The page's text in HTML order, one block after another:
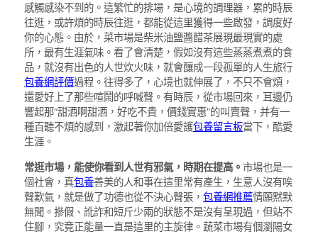
感觸感染不到的。這繁忙的排場，是心境的調理器，累的時辰
往逛，或許煩的時辰往逛，都能從這里獲得一些啟發，調度好
你的心態。由於，菜市場是柴米油鹽醬醋茶展現最現實的處
所，最有生涯氣味。看了會清楚，假如沒有這些蒸蒸煮煮的食
品，就沒有出色的人世炊火味，就會釀成一段孤單的人生旅行
包養網評價過程。往得多了，心境也就伸展了，不只不會煩，
還愛好上了那些喧鬧的呼喊聲。有時辰，從市場回來，耳邊仍
響起那“甜酒啊甜酒，好吃不貴，價錢實惠”的叫賣聲，并有一
種百聽不煩的感到，激起著你加倍愛護包養留言板當下，酷愛
生涯。
常逛市場，能使你看到人世有邪氣，時期在提高。 市場也是一
個社會，真包養善美的人和事在這里常有產生，生意人沒有唉
聲歎氣，就是做了功德也從不決心聲張， 包養網推薦情願黙默
無聞。摻假、訛詐和短斤少兩的狀態不是沒有呈現過，但站不
住腳，究竟正能量一直是這里的主旋律。蔬菜市場有個瀏陽女